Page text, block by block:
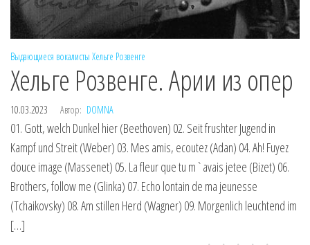
Выдающиеся вокалисты Хельге Розвенге
Хельге Розвенге. Арии из опер
10.03.2023 Автор: DOMNA
01. Gott, welch Dunkel hier (Beethoven) 02. Seit frushter Jugend in
Kampf und Streit (Weber) 03. Mes amis, ecoutez (Adan) 04. Ah! Fuyez
douce image (Massenet) 05. La fleur que tu m`avais jetee (Bizet) 06.
Brothers, follow me (Glinka) 07. Echo lontain de ma jeunesse
(Tchaikovsky) 08. Am stillen Herd (Wagner) 09. Morgenlich leuchtend im
[…]